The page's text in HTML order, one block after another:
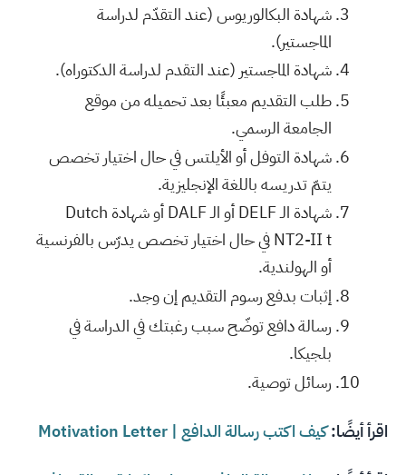
شهادة البكالوريوس (عند التقدّم لدراسة
الماجستير).
شهادة الماجستير (عند التقدم لدراسة الدكتوراه).
طلب التقديم معبئًا بعد تحميله من موقع
الجامعة الرسمي.
شهادة التوفل أو الأيلتس في حال اختيار تخصص
يتمّ تدريسه باللغة الإنجليزية.
شهادة الـ DELF أو الـ DALF أو شهادة Dutch
NT2-II t في حال اختيار تخصص يدرّس بالفرنسية
أو الهولندية.
إثبات بدفع رسوم التقديم إن وجد.
رسالة دافع توضّح سبب رغبتك في الدراسة في
بلجيكا.
رسائل توصية.
اقرأ أيضًا:كيف اكتب رسالة الدافع | Motivation Letter